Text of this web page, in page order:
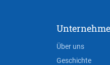
Über uns
Geschichte